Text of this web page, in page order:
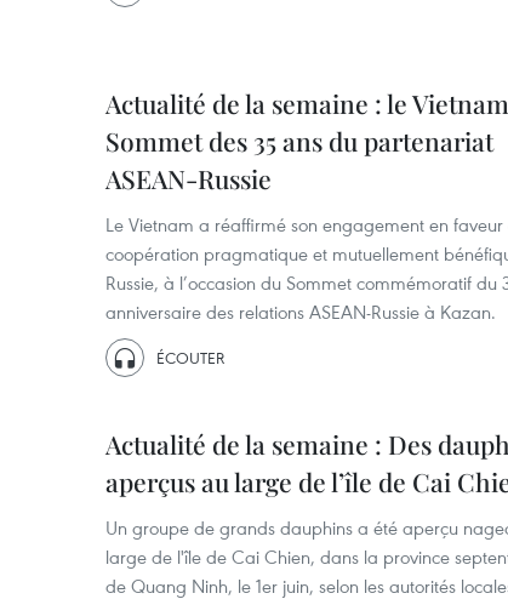
Actualité de la semaine : le
Sommet des 35 ans du partenariat
ASEAN-Russie
Le Vietnam a réaffirmé son engagement en faveur
coopération pragmatique et mutuellement
Russie, à l’occasion du Sommet commémoratif du
anniversaire des relations ASEAN-Russie à Kazan.
ÉCOUTER
Actualité de la semaine : Des
aperçus au large de l’île de Cai
Un groupe de grands dauphins a été aperçu
large de l'île de Cai Chien, dans la province
de Quang Ninh, le 1er juin, selon les autorités